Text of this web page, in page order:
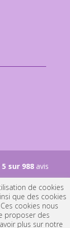
5 sur 988avis
de cookies
que des cookies
cookies nous
proposer des
plus sur notre